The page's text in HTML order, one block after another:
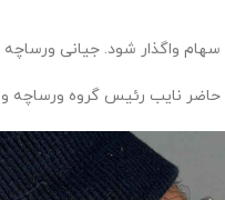
حاضر نایب رئیس گروه